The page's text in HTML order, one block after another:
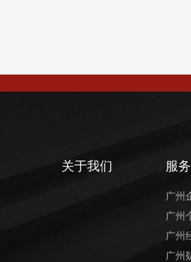
关于我们 服
广州
广州
广州
广州